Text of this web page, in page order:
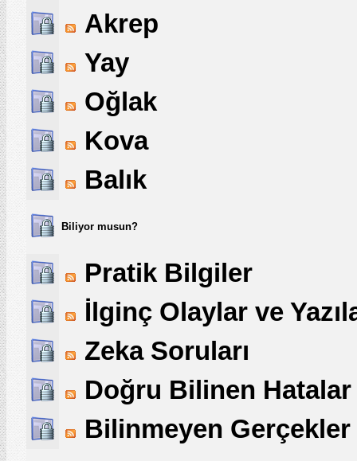
Akrep
Yay
Oğlak
Kova
Balık
Biliyor musun?
Pratik Bilgiler
İlginç Olaylar ve
Zeka Soruları
Doğru Bilinen Hatalar
Bilinmeyen Gerçekler